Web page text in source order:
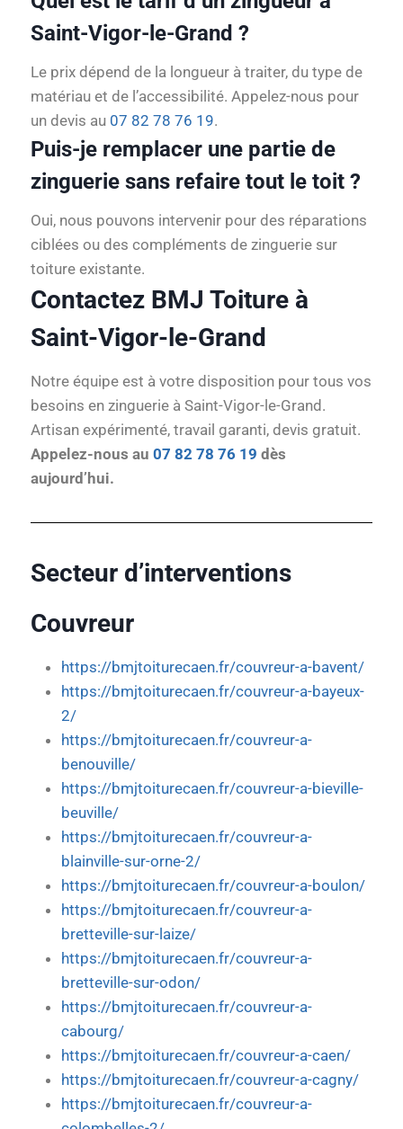
Saint-Vigor-le-Grand ?
Le prix dépend de la longueur à traiter, du type de
matériau et de l’accessibilité. Appelez-nous pour
un devis au 07 82 78 76 19.
Puis-je remplacer une partie de
zinguerie sans refaire tout le toit ?
Oui, nous pouvons intervenir pour des réparations
ciblées ou des compléments de zinguerie sur
toiture existante.
Contactez BMJ Toiture à
Saint-Vigor-le-Grand
Notre équipe est à votre disposition pour tous vos
besoins en zinguerie à Saint-Vigor-le-Grand.
Artisan expérimenté, travail garanti, devis gratuit.
Appelez-nous au 07 82 78 76 19 dès
aujourd’hui.
Secteur d’interventions
Couvreur
https://bmjtoiturecaen.fr/couvreur-a-bavent/
https://bmjtoiturecaen.fr/couvreur-a-bayeux-
2/
https://bmjtoiturecaen.fr/couvreur-a-
benouville/
https://bmjtoiturecaen.fr/couvreur-a-bieville-
beuville/
https://bmjtoiturecaen.fr/couvreur-a-
blainville-sur-orne-2/
https://bmjtoiturecaen.fr/couvreur-a-boulon/
https://bmjtoiturecaen.fr/couvreur-a-
bretteville-sur-laize/
https://bmjtoiturecaen.fr/couvreur-a-
bretteville-sur-odon/
https://bmjtoiturecaen.fr/couvreur-a-
cabourg/
https://bmjtoiturecaen.fr/couvreur-a-caen/
https://bmjtoiturecaen.fr/couvreur-a-cagny/
https://bmjtoiturecaen.fr/couvreur-a-